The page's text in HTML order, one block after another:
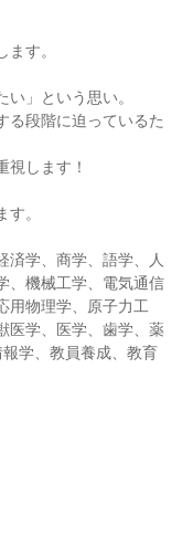
す。
」という思い。
る段階に迫っているた
視します！
。
済学、商学、語学、人
、機械工学、電気通信
用物理学、原子力工
医学、医学、歯学、薬
学、教員養成、教育